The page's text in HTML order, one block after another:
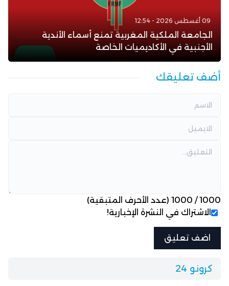
09 أغسطس 2026 - 12:54
الجامعة الملكية المغربية تمنع أسماء الأندية
الأجنبية في الأكاديميات الخاصة
أضف تعليقك
1000
/
1000 (عدد الأحرف المتبقية)
الاشتراك في النشرة الإخبارية!
كرونو 24